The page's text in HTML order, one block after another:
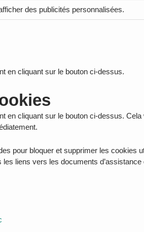
des publicités personnalisées.
en cliquant sur le bouton ci-dessus.
en cliquant sur le bouton ci-dessus.
pour bloquer et supprimer les
liens vers les documents